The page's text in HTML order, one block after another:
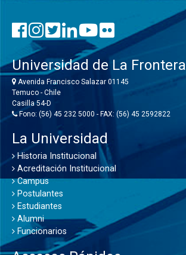
Universidad de La Frontera
Avenida Francisco Salazar 01145
Temuco - Chile
Casilla 54-D
Fono: (56) 45 232 5000 - FAX: (56) 45 2592822
La Universidad
Historia Institucional
Acreditación Institucional
Campus
Postulantes
Estudiantes
Alumni
Funcionarios